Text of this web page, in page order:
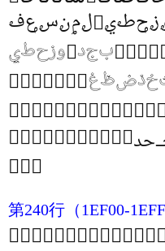
𞺆
𞺇
𞺈
𞺉
𞺊
𞺋
𞺌
𞺍
𞺎
𞺏
𞺐
𞺝
𞺞
𞺟
𞺠
𞺡
𞺢
𞺣
𞺤
𞺥
𞺦
𞺧
𞺨
𞺩
𞺷
𞺸
𞺹
𞺺
𞺻
𞺼
𞺽
𞺾
𞺿
𞻀
𞻁
𞻂
𞻔
𞻕
𞻖
𞻗
𞻘
𞻙
𞻚
𞻛
𞻜
𞻝
𞻞
𞻟
𞻠
𞻱
𞻲
𞻳
𞻴
𞻵
𞻶
𞻷
𞻸
𞻹
𞻺
𞻻
𞻼
𞻽
𞻾
𞻿
第240行 （1EF00-
𞼑
𞼒
𞼓
𞼔
𞼕
𞼖
𞼗
𞼘
𞼙
𞼚
𞼛
𞼜
𞼝